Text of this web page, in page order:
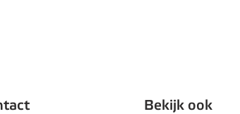
Bekijk ook